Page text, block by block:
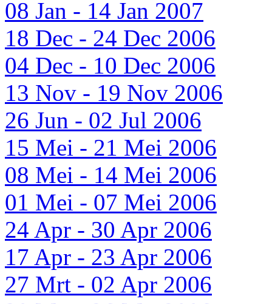
08 Jan - 14 Jan 2007
18 Dec - 24 Dec 2006
04 Dec - 10 Dec 2006
13 Nov - 19 Nov 2006
26 Jun - 02 Jul 2006
15 Mei - 21 Mei 2006
08 Mei - 14 Mei 2006
01 Mei - 07 Mei 2006
24 Apr - 30 Apr 2006
17 Apr - 23 Apr 2006
27 Mrt - 02 Apr 2006